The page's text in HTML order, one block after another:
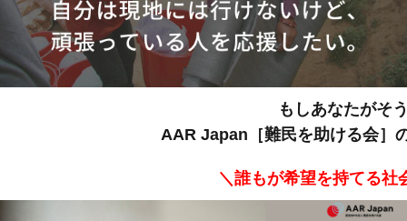
もしあなたがそ
AAR Japan［難民を助ける会］
＼誰もが希望を持てる社